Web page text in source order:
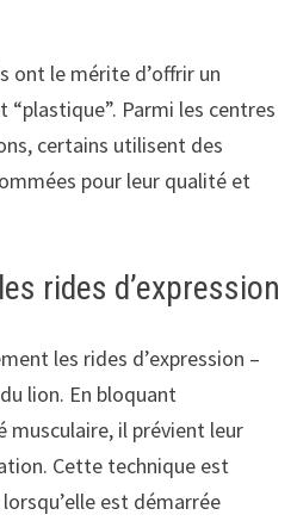
ont le mérite d’offrir un
Parmi les centres
certains utilisent des
pour leur qualité et
rides d’expression
les rides d’expression –
lion. En bloquant
il prévient leur
Cette technique est
est démarrée